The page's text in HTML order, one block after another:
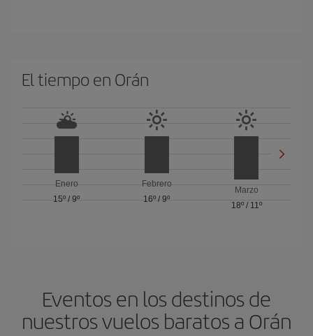
El tiempo en Orán
Enero
15º /9º
Febrero
16º / 9º
Marzo
18º/ 11º
Eventos en los destinos de
nuestros vuelos baratos a Orán